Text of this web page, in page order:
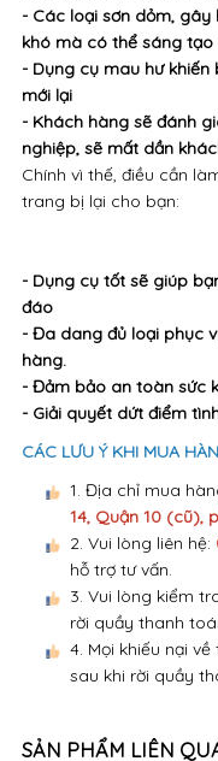
- Các loại sơn dỏm, gây
khó mà có thể sáng
- Dụng cụ mau hư
mới lại
- Khách hàng sẽ đánh
nghiệp, sẽ mất dần
Chính vì thế, điều cần
trang bị lại cho bạn:
- Dụng cụ tốt sẽ giúp
đáo
- Đa dang đủ loại phục
hàng.
- Đảm bảo an toàn sức
- Giải quyết dứt điểm
CÁC LƯU Ý KHI MUA
1. Địa chỉ mua
14, Quận 10 (cũ),
2. Vui lòng liên hệ:
hỗ trợ tư vấn.
3. Vui lòng kiểm
rời quầy thanh
4. Mọi khiếu nại
sau khi rời quầy
SẢN PHẨM LIÊN